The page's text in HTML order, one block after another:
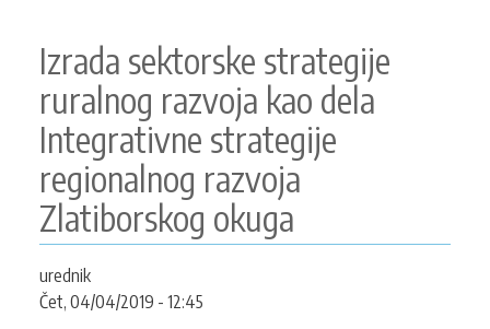
Izrada sektorske strategije
ruralnog razvoja kao dela
Integrativne strategije
regionalnog razvoja
Zlatiborskog okuga
urednik
Čet, 04/04/2019 - 12:45